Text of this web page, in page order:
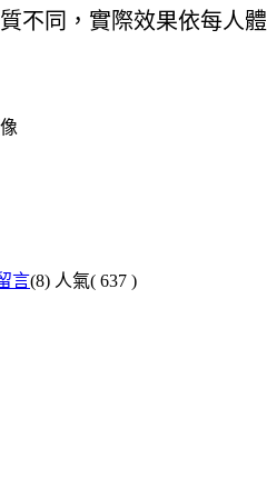
不同，實際效果依每人
言(8) 人氣( 637 )